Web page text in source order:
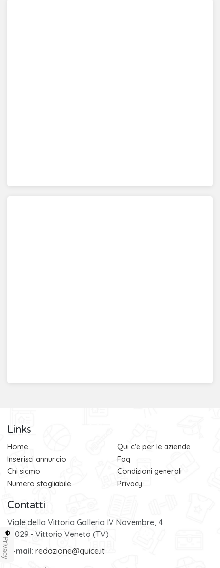
Links
Home
Inserisci annuncio
Chi siamo
Numero sfogliabile
Qui c'è per le aziende
Faq
Condizioni generali
Privacy
Contatti
Viale della Vittoria Galleria IV Novembre, 4
31029 - Vittorio Veneto (TV)
e-mail: redazione@quice.it
Privacy